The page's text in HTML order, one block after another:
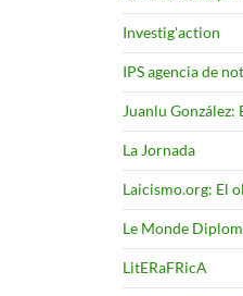
Investig'action
IPS agencia de
Juanlu González:
La Jornada
Laicismo.org: El
Le Monde
LitERaFRicA